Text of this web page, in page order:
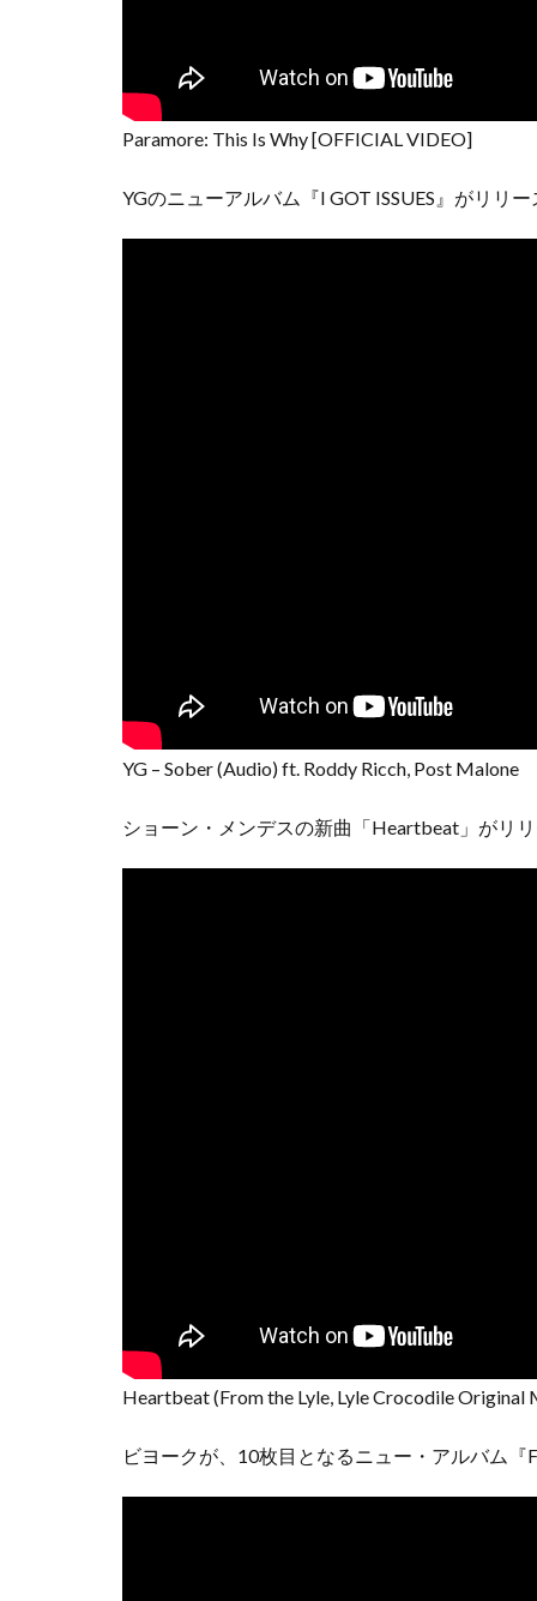
Paramore: This Is Why [OFFICIAL VIDEO]
YGのニューアルバム『I GOT ISSUES』がリリー
YG – Sober (Audio) ft. Roddy Ricch, Post Malone
ショーン・メンデスの新曲「Heartbeat」がリリ
Heartbeat (From the Lyle, Lyle Crocodile
ビヨークが、10枚目となるニュー・アルバム『